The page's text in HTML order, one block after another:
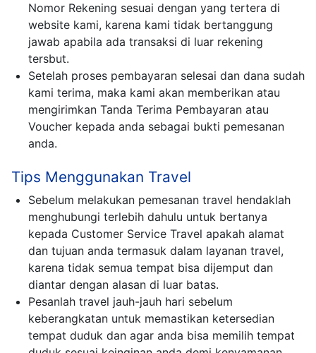
Nomor Rekening sesuai dengan yang tertera di
website kami, karena kami tidak bertanggung
jawab apabila ada transaksi di luar rekening
tersbut.
Setelah proses pembayaran selesai dan dana sudah
kami terima, maka kami akan memberikan atau
mengirimkan Tanda Terima Pembayaran atau
Voucher kepada anda sebagai bukti pemesanan
anda.
Tips Menggunakan Travel
Sebelum melakukan pemesanan travel hendaklah
menghubungi terlebih dahulu untuk bertanya
kepada Customer Service Travel apakah alamat
dan tujuan anda termasuk dalam layanan travel,
karena tidak semua tempat bisa dijemput dan
diantar dengan alasan di luar batas.
Pesanlah travel jauh-jauh hari sebelum
keberangkatan untuk memastikan ketersedian
tempat duduk dan agar anda bisa memilih tempat